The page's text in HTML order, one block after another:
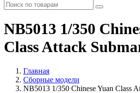
NB5013 1/350
Class Attack
Главная
Сборные модели
NB5013 1/350 Chinese Yuan Class